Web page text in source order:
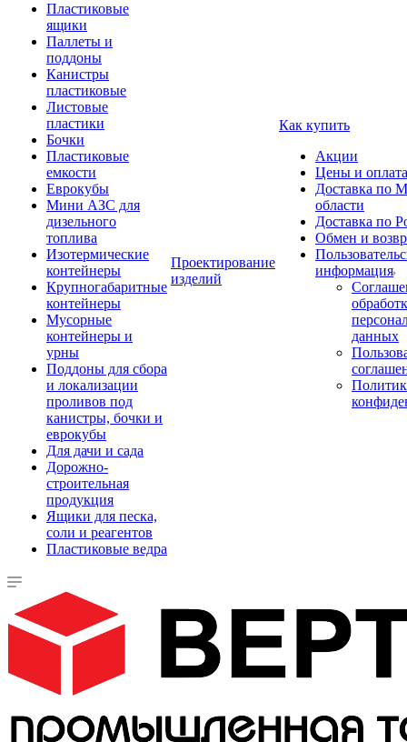
Пластиковые
ящики
Паллеты и
поддоны
Канистры
пластиковые
Листовые
пластики
Бочки
Пластиковые
емкости
Еврокубы
Мини АЗС для
дизельного
топлива
Изотермические
контейнеры
Крупногабаритные
контейнеры
Мусорные
контейнеры и
урны
Поддоны для сбора
и локализации
проливов под
канистры, бочки и
еврокубы
Для дачи и сада
Дорожно-
строительная
продукция
Ящики для песка,
соли и реагентов
Пластиковые ведра
Проектирование
изделий
Как купить
Акции
Цены и оплата
Доставка по
области
Доставка по
Обмен и
информация
данных